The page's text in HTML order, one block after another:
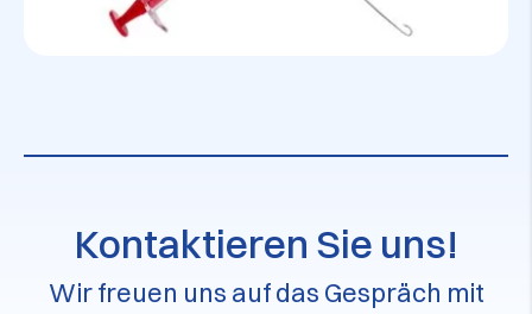
Kontaktieren Sie uns!
Wir freuen uns auf das Gespräch mit